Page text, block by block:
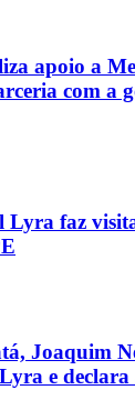
apoio a
com a
Lyra faz
Joaquim
e